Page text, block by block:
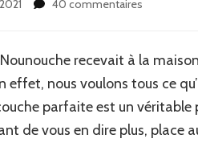
40 commentaires
couches
de
BB
Distribe.
recevait à la
effet, nous voulons tous ce
parfaite est un
de vous en dire plus, place